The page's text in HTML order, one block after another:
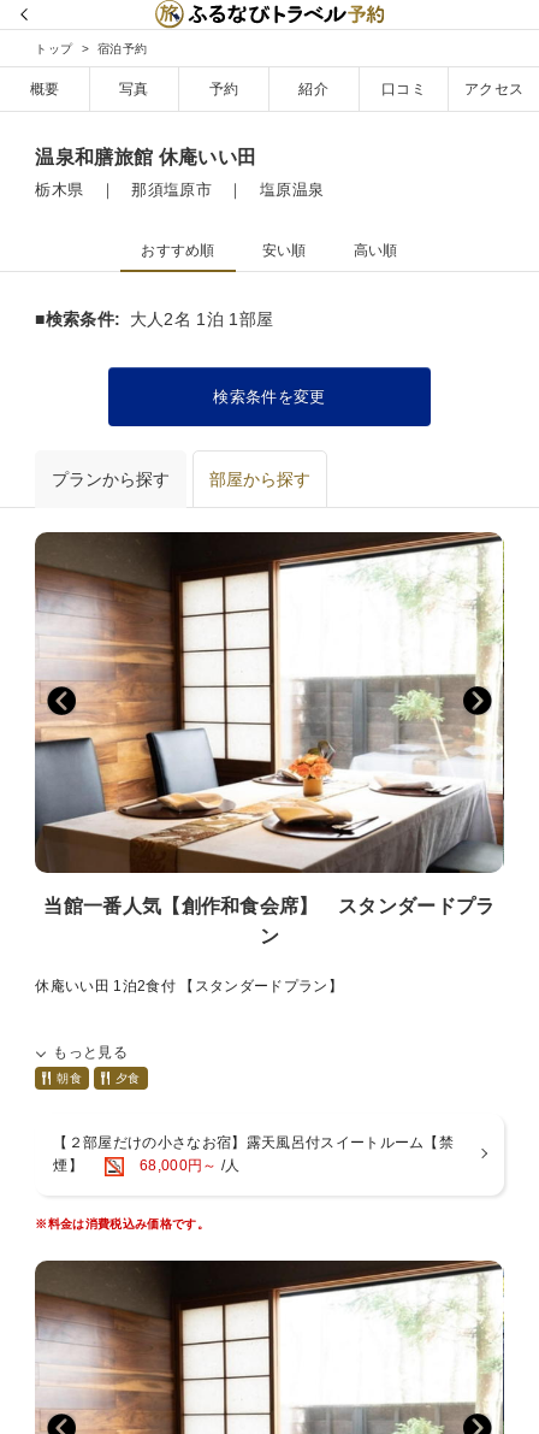
トップ 宿泊予約
概要 写真 予約 紹介 口コミ アクセス
温泉和膳旅館 休庵いい田
栃木県 ｜ 那須塩原市 ｜ 塩原温泉
おすすめ順 安い順 高い順
■検索条件: 大人2名 1泊 1部屋
検索条件を変更
プランから探す 部屋から探す
当館一番人気【創作和食会席】 スタンダードプラ
ン
休庵いい田 1泊2食付 【スタンダードプラン】
96平米の広々とした露天風呂付客室
和モダンなスイートルーム
フロントがございません、お部屋にて承っております。
・ウェルカムドリンク
・冷蔵庫 フリードリンク
ビール、緑茶、コーヒー、ミネラルウオーター
・部屋Wi-Fi完備
・換気機能付エアコン
踏込 2畳
もっと見る
朝食 夕食
【２部屋だけの小さなお宿】露天風呂付スイートルーム【禁
煙】
68,000円～ /人
※料金は消費税込み価格です。